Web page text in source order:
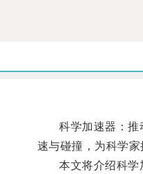
科学加速器：推动
速与碰撞，为科学家
本文将介绍科学加